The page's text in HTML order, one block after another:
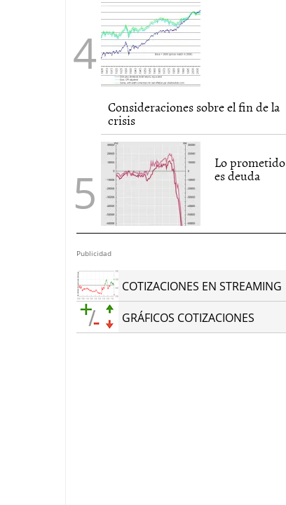
Consideraciones sobre el fin de la
crisis
Lo prometido
es deuda
Publicidad
COTIZACIONES EN STREAMING
GRÁFICOS COTIZACIONES